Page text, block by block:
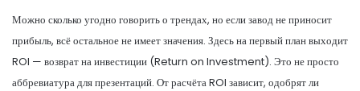
Можно сколько угодно говорить о трендах, но если завод не приносит
прибыль, всё остальное не имеет значения. Здесь на первый план выходит
ROI — возврат на инвестиции (Return on Investment). Это не просто
аббревиатура для презентаций. От расчёта ROI зависит, одобрят ли